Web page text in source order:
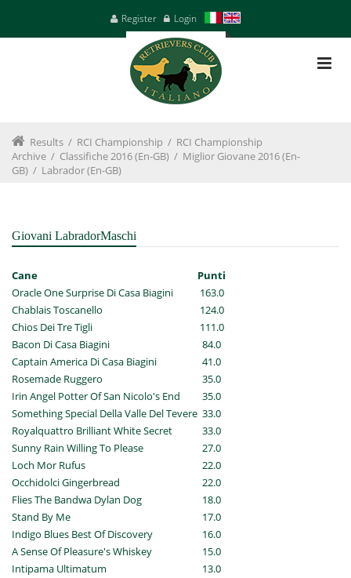
Register Login
Results / RCI Championship / RCI Championship
Archive / Classifiche 2016 (en-GB) / Miglior Giovane 2016 (en-
GB) / Labrador (en-GB)
Giovani LabradorMaschi
Cane
Punti
Oracle One Surprise Di Casa Biagini
163.0
Chablais Toscanello
124.0
Chios Dei Tre Tigli
111.0
Bacon Di Casa Biagini
84.0
Captain America Di Casa Biagini
41.0
Rosemade Ruggero
35.0
Irin Angel Potter Of San Nicolo's End
35.0
Something Special Della Valle Del Tevere 33.0
Royalquattro Brilliant White Secret
33.0
Sunny Rain Willing To Please
27.0
Loch Mor Rufus
22.0
Occhidolci Gingerbread
22.0
Flies The Bandwa Dylan Dog
18.0
Stand By Me
17.0
Indigo Blues Best Of Discovery
16.0
A Sense Of Pleasure's Whiskey
15.0
Intipama Ultimatum
13.0